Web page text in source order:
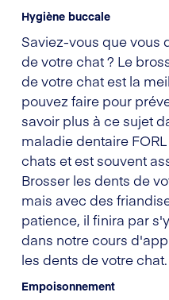
Hygiène buccale
Saviez-vous que vous
de votre chat ? Le
de votre chat est la
pouvez faire pour
savoir plus à ce sujet
maladie dentaire
chats et est souvent
Brosser les dents de
mais avec des
patience, il finira par
dans notre cours
les dents de votre chat.
Empoisonnement